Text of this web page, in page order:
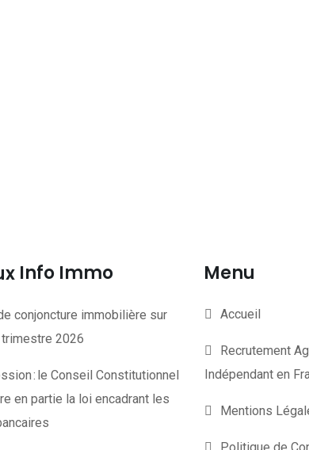
Info Immo
conjoncture immobilière sur
2026
: le Conseil Constitutionnel
en partie la loi encadrant les
Menu
Accueil
Recrutement
Indépendant en
Mentions